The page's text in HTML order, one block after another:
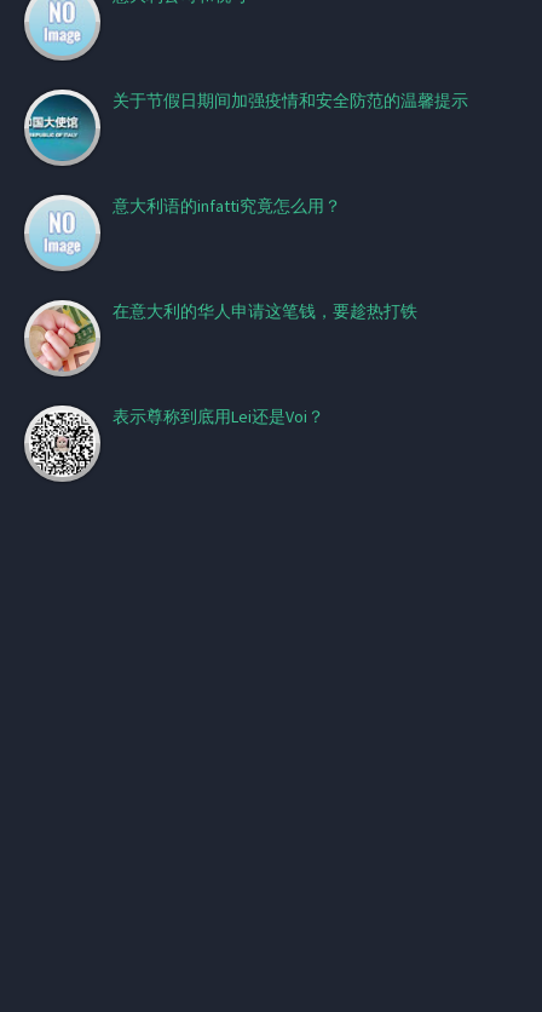
关于节假日期间加强疫情和安全防范的温馨提示
意大利语的infatti究竟怎么用？
在意大利的华人申请这笔钱，要趁热打铁
表示尊称到底用Lei还是Voi？